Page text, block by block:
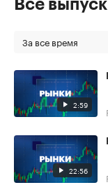
Все
За все время
2:59
22:56